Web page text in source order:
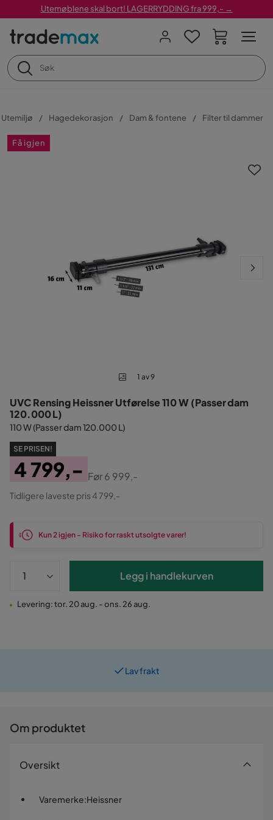
Utemøblene skal bort! LAGERRYDDING fra 999,- →
Utemiljø Hagedekorasjon Dam & fontene Filter til dammer
Få igjen
1 av 9
UVC Rensing Heissner Utførelse 110 W (Passer dam
120.000 L)
110 W (Passer dam 120.000 L)
SE PRISEN!
Pris
4 799,-
Original
Pris
Før6 999,-
Tidligere laveste pris 4 799,-
Kun 2 igjen - Risiko for raskt utsolgte varer!
Legg i handlekurven
Levering: tor. 20 aug. - ons. 26 aug.
Om produktet
Oversikt
Varemerke:Heissner